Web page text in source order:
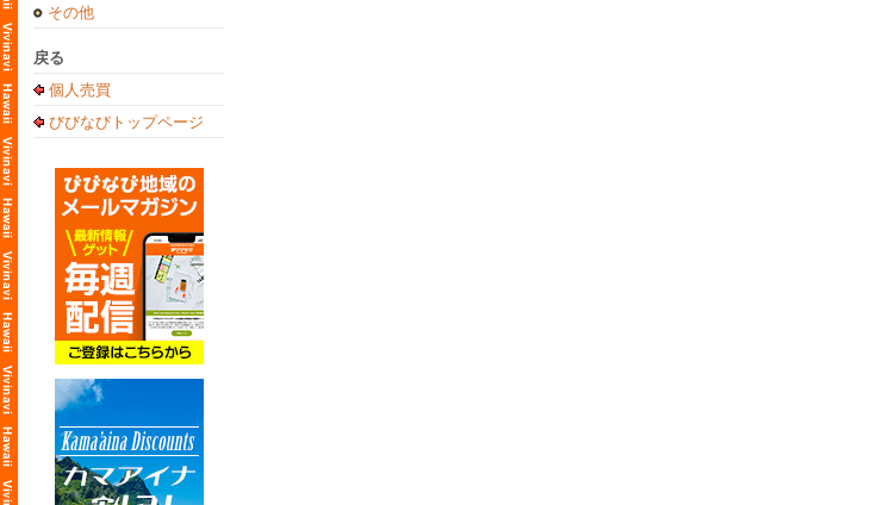
その他
戻る
個人売買
びびなびトップページ